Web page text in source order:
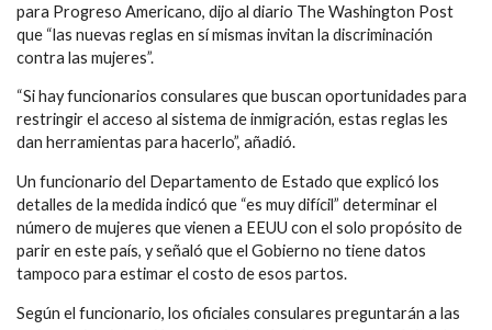
para Progreso Americano, dijo al diario The Washington Post
que “las nuevas reglas en sí mismas invitan la discriminación
contra las mujeres”.
“Si hay funcionarios consulares que buscan oportunidades para
restringir el acceso al sistema de inmigración, estas reglas les
dan herramientas para hacerlo”, añadió.
Un funcionario del Departamento de Estado que explicó los
detalles de la medida indicó que “es muy difícil” determinar el
número de mujeres que vienen a EEUU con el solo propósito de
parir en este país, y señaló que el Gobierno no tiene datos
tampoco para estimar el costo de esos partos.
Según el funcionario, los oficiales consulares preguntarán a las